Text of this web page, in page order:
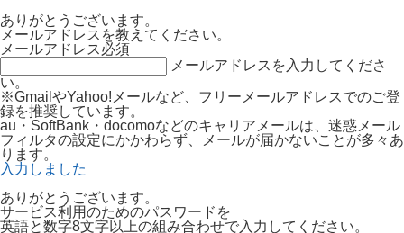
ありがとうございます。
メールアドレスを教えてください。
メールアドレス必須
メールアドレスを入力してくださ
い。
※GmailやYahoo!メールなど、フリーメールアドレスでのご登
録を推奨しています。
au・SoftBank・docomoなどのキャリアメールは、迷惑メール
フィルタの設定にかかわらず、メールが届かないことが多々あ
ります。
入力しました
ありがとうございます。
サービス利用のためのパスワードを
英語と数字8文字以上の組み合わせで入力してください。